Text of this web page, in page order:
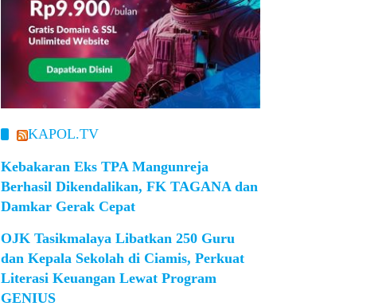
KAPOL.TV
Kebakaran Eks TPA Mangunreja
Berhasil Dikendalikan, FK TAGANA dan
Damkar Gerak Cepat
OJK Tasikmalaya Libatkan 250 Guru
dan Kepala Sekolah di Ciamis, Perkuat
Literasi Keuangan Lewat Program
GENIUS